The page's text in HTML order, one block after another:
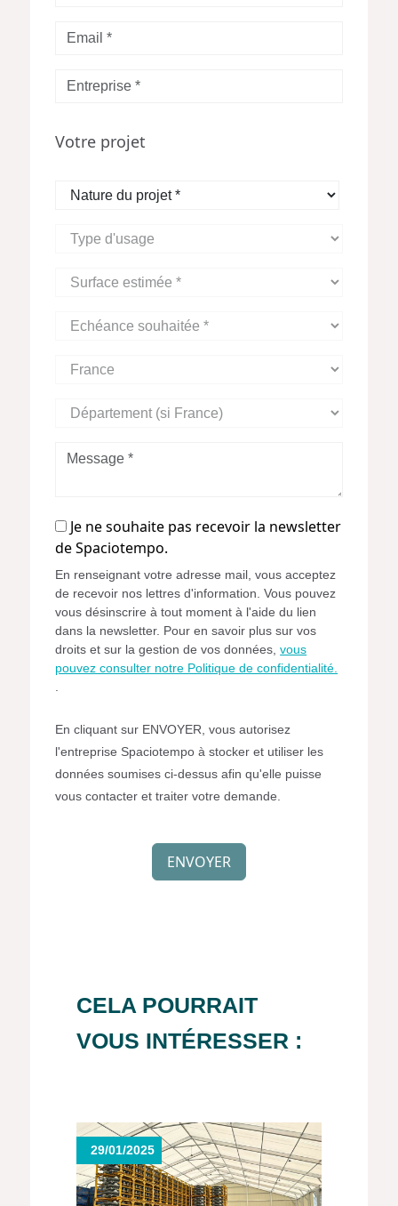
Votre
Entreprise
Votre projet
Nature
projet
Type
Surface
Echéance
Zone
Département
France)
Message
Je
ne
souhaite
pas
recevoir
la
newsletter
de
Spaciotempo.
Je ne souhaite pas recevoir la newsletter
de Spaciotempo.
En renseignant votre adresse mail, vous acceptez
de recevoir nos lettres d'information. Vous pouvez
vous désinscrire à tout moment à l'aide du lien
dans la newsletter. Pour en savoir plus sur vos
droits et sur la gestion de vos données,vous
pouvez consulter notre Politique de confidentialité.
En cliquant sur ENVOYER, vous autorisez
l'entreprise Spaciotempo à stocker et utiliser les
données soumises ci-dessus afin qu'elle puisse
vous contacter et traiter votre demande.
ENVOYER
CELA POURRAIT
VOUS INTÉRESSER :
29/01/2025